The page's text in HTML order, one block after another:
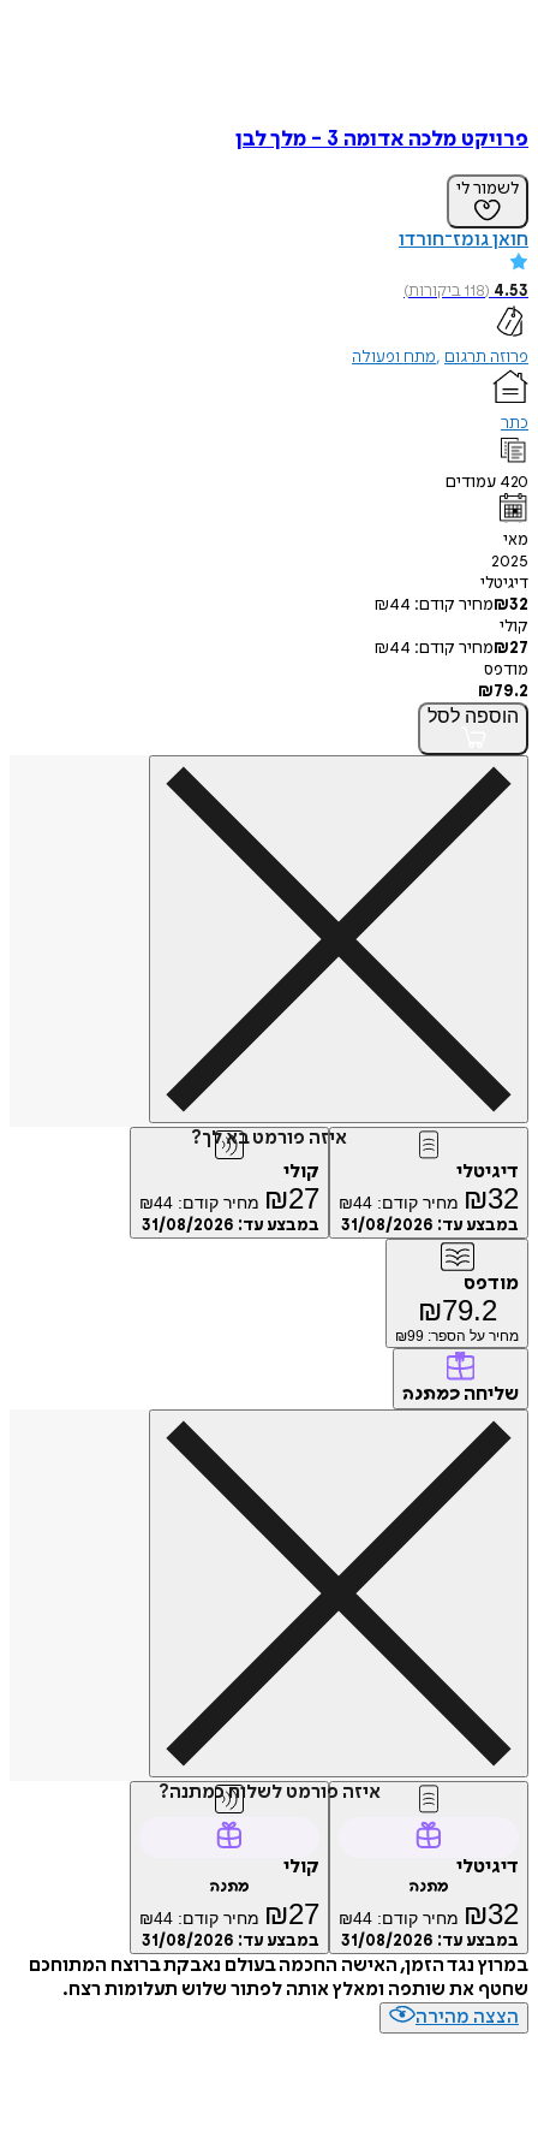
מלכה אדומה 3 - מלך לבן
לי
118ביקורות)
תרגום מתח ופעולה
קודם:
₪44
קודם: ₪44
לסל
איזה פורמט בא לך?
₪ מחיר קודם: ₪44
עד:31/08/2026
₪ 27 מחיר קודם: ₪44
במבצע עד:31/08/2026
₪
על הספר: ₪99
כמתנה
איזה פורמט לשלוח כמתנה?
₪ מחיר קודם: ₪44
עד:31/08/2026
₪ 27 מחיר קודם: ₪44
במבצע עד:31/08/2026
נגד הזמן, האישה החכמה בעולם נאבקת ברוצח המתוחכם
את שותפה ומאלץ אותה לפתור שלוש תעלומות רצח.
מהירה